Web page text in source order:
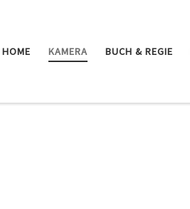
HOME KAMERA BUCH & REGIE